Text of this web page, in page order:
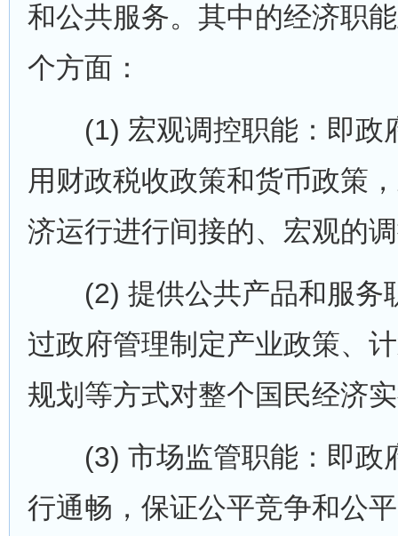
和公共服务。其中的经济职
个方面：
(1) 宏观调控职能：即政
用财政税收政策和货币政策
济运行进行间接的、宏观的
(2) 提供公共产品和服务
过政府管理制定产业政策、
规划等方式对整个国民经济
(3) 市场监管职能：即政
行通畅，保证公平竞争和公